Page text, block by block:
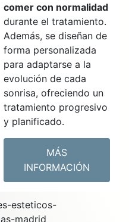
comer con normalidad
durante el tratamiento.
Además, se diseñan de
forma personalizada
para adaptarse a la
evolución de cada
sonrisa, ofreciendo un
tratamiento progresivo
y planificado.
MÁS
INFORMACIÓN